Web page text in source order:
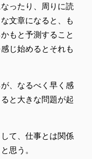
ったり、周りに読
文章になると、も
もと予測すること
じ始めるとそれも
、なるべく早く感
と大きな問題が起
て、仕事とは関係
思う。